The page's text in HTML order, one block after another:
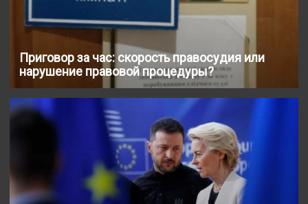
Приговор за час: скорость правосудия или
нарушение правовой процедуры?